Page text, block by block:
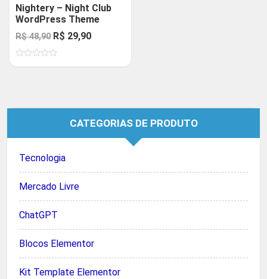
Nightery – Night Club
WordPress Theme
R$48,90 O
preço
original
R$ 29,90O
atual
CATEGORIAS DE PRODUTO
Tecnologia
Mercado Livre
ChatGPT
Blocos Elementor
Kit Template Elementor